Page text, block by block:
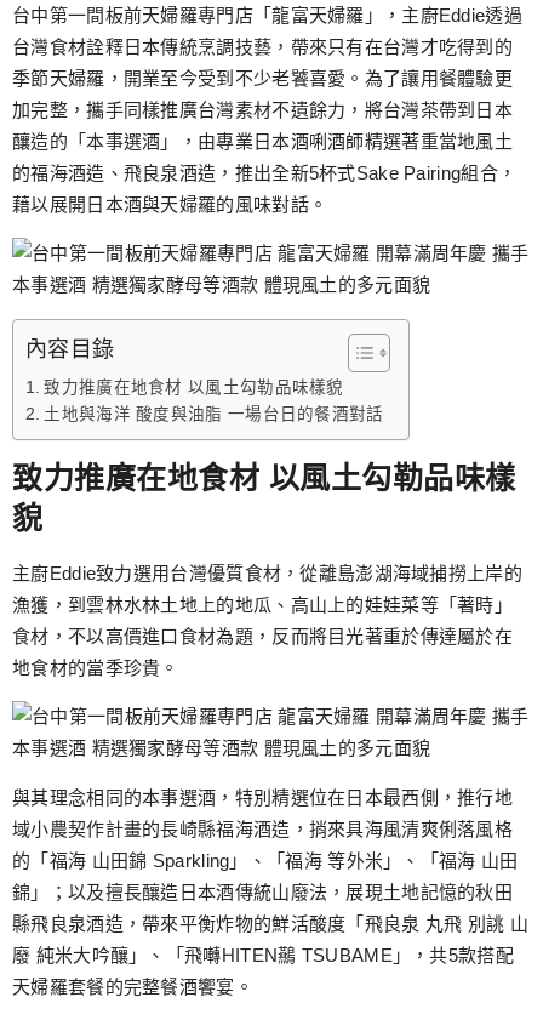
跳
至
主
要
內
容
台中第一間板前天婦羅專門店「龍富天婦羅」，主廚Eddie透過
台灣食材詮釋日本傳統烹調技藝，帶來只有在台灣才吃得到的
季節天婦羅，開業至今受到不少老饕喜愛。為了讓用餐體驗更
加完整，攜手同樣推廣台灣素材不遺餘力，將台灣茶帶到日本
釀造的「本事選酒」，由專業日本酒唎酒師精選著重當地風土
的福海酒造、飛良泉酒造，推出全新5杯式Sake Pairing組合，
藉以展開日本酒與天婦羅的風味對話。
內容目錄
致力推廣在地食材 以風土勾勒品味樣貌
土地與海洋 酸度與油脂 一場台日的餐酒對話
致力推廣在地食材 以風土勾勒品味樣
貌
主廚Eddie致力選用台灣優質食材，從離島澎湖海域捕撈上岸的
漁獲，到雲林水林土地上的地瓜、高山上的娃娃菜等「著時」
食材，不以高價進口食材為題，反而將目光著重於傳達屬於在
地食材的當季珍貴。
與其理念相同的本事選酒，特別精選位在日本最西側，推行地
域小農契作計畫的長崎縣福海酒造，捎來具海風清爽俐落風格
的「福海 山田錦 Sparkling」、「福海 等外米」、「福海 山田
錦」；以及擅長釀造日本酒傳統山廢法，展現土地記憶的秋田
縣飛良泉酒造，帶來平衡炸物的鮮活酸度「飛良泉 丸飛 別誂 山
廢 純米大吟釀」、「飛囀HITEN䴏 TSUBAME」，共5款搭配
天婦羅套餐的完整餐酒饗宴。